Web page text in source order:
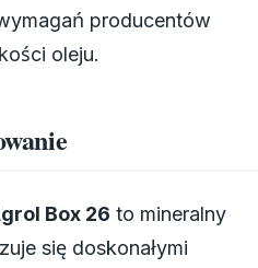
producentów
oleju.
Box 26 to mineralny
się doskonałymi